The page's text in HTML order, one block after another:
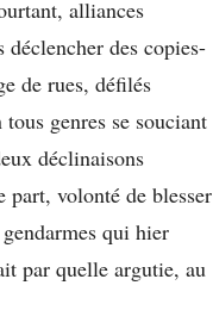
alliances
des copies-
de rues, défilés
genres se souciant
déclinaisons
part, volonté de blesser
qui hier
par quelle argutie, au